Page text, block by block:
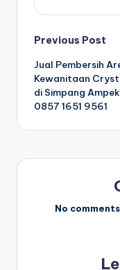
P
o
s
t
n
Previous Post
Jual Pembersih
Kewanitaan
di Simpang Ampek
0857 1651 9561
No